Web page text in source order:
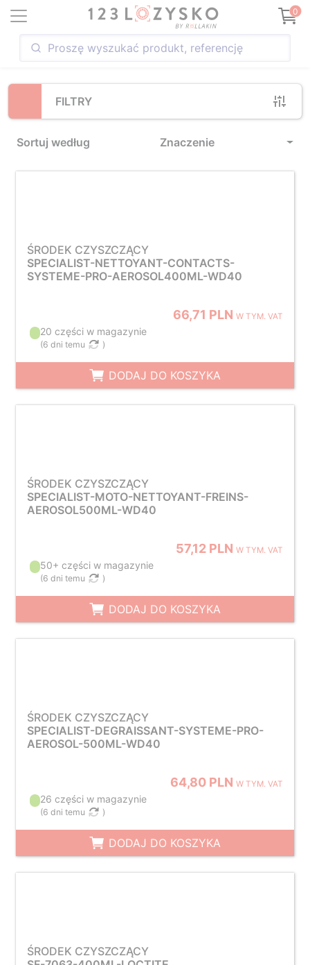
0
FILTRY
Sortuj według Znaczenie
Loading...
ŚRODEK CZYSZCZĄCY
SPECIALIST-NETTOYANT-CONTACTS-
SYSTEME-PRO-AEROSOL400ML-WD40
66,71 PLNW TYM. VAT
20 części w magazynie
(6 dni temu )
DODAJ DO KOSZYKA
ŚRODEK CZYSZCZĄCY
SPECIALIST-MOTO-NETTOYANT-FREINS-
AEROSOL500ML-WD40
57,12 PLNW TYM. VAT
50+ części w magazynie
(6 dni temu )
DODAJ DO KOSZYKA
ŚRODEK CZYSZCZĄCY
SPECIALIST-DEGRAISSANT-SYSTEME-PRO-
AEROSOL-500ML-WD40
64,80 PLNW TYM. VAT
26 części w magazynie
(6 dni temu )
DODAJ DO KOSZYKA
ŚRODEK CZYSZCZĄCY